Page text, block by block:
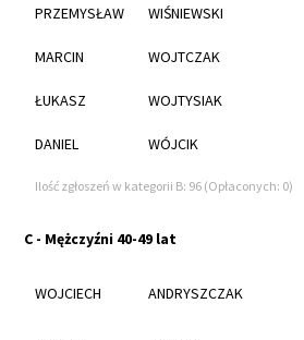
PRZEMYSŁAW WIŚNIEWSKI
MARCIN WOJTCZAK
ŁUKASZ WOJTYSIAK
DANIEL WÓJCIK
Ilość zgłoszeń w kategorii B: 96 (Opłaconych: 0)
C - Mężczyźni 40-49 lat
WOJCIECH ANDRYSZCZAK